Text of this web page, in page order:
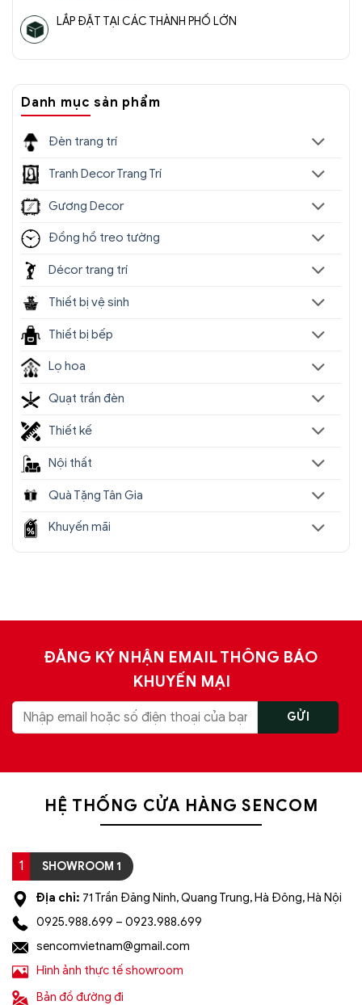
LẮP ĐẶT TẠI CÁC THÀNH PHỐ LỚN
Danh mục sản phẩm
Đèn trang trí
Tranh Decor Trang Trí
Gương Decor
Đồng hồ treo tường
Décor trang trí
Thiết bị vệ sinh
Thiết bị bếp
Lọ hoa
Quạt trần đèn
Thiết kế
Nội thất
Quà Tặng Tân Gia
Khuyến mãi
ĐĂNG KÝ NHẬN EMAIL THÔNG BÁO
KHUYẾN MẠI
HỆ THỐNG CỬA HÀNG SENCOM
1 SHOWROOM 1
Địa chỉ: 71 Trần Đăng Ninh, Quang Trung, Hà Đông, Hà Nội
0925.988.699 – 0923.988.699
sencomvietnam@gmail.com
Hình ảnh thực tế showroom
Bản đồ đường đi